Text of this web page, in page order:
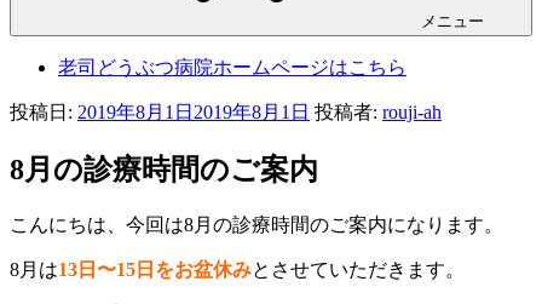
メニュー
老司どうぶつ病院ホームページはこちら
投稿日: 2019年8月1日 2019年8月1日 投稿者: rouji-ah
8月の診療時間のご案内
こんにちは、今回は8月の診療時間のご案内になります。
8月は13日〜15日をお盆休みとさせていただきます。